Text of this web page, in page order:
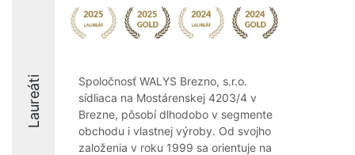
Laureáti
Spoločnosť WALYS Brezno, s.r.o.
sídliaca na Mostárenskej 4203/4 v
Brezne, pôsobí dlhodobo v segmente
obchodu i vlastnej výroby. Od svojho
založenia v roku 1999 sa orientuje na